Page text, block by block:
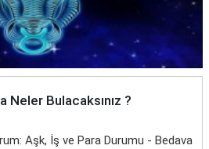
Neler Bulacaksınız ?
Aşk, İş ve Para Durumu - Bedava